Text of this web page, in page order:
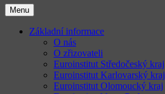
Menu
Základní informace
O nás
O zřizovateli
Euroinstitut Středočeský kraj
Euroinstitut Karlovarský kraj
Euroinstitut Olomoucký kraj